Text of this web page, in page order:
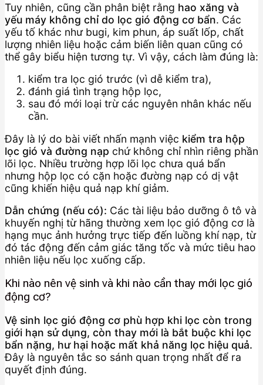
Tuy nhiên, cũng cần phân biệt rằng hao xăng và
yếu máy không chỉ do lọc gió động cơ bẩn. Các
yếu tố khác như bugi, kim phun, áp suất lốp, chất
lượng nhiên liệu hoặc cảm biến liên quan cũng có
thể gây biểu hiện tương tự. Vì vậy, cách làm đúng là:
kiểm tra lọc gió trước (vì dễ kiểm tra),
đánh giá tình trạng hộp lọc,
sau đó mới loại trừ các nguyên nhân khác nếu
cần.
Đây là lý do bài viết nhấn mạnh việc kiểm tra hộp
lọc gió và đường nạp chứ không chỉ nhìn riêng phần
lõi lọc. Nhiều trường hợp lõi lọc chưa quá bẩn
nhưng hộp lọc có cặn hoặc đường nạp có dị vật
cũng khiến hiệu quả nạp khí giảm.
Dẫn chứng (nếu có): Các tài liệu bảo dưỡng ô tô và
khuyến nghị từ hãng thường xem lọc gió động cơ là
hạng mục ảnh hưởng trực tiếp đến luồng khí nạp, từ
đó tác động đến cảm giác tăng tốc và mức tiêu hao
nhiên liệu nếu lọc xuống cấp.
Khi nào nên vệ sinh và khi nào cần thay mới lọc gió
động cơ?
Vệ sinh lọc gió động cơ phù hợp khi lọc còn trong
giới hạn sử dụng, còn thay mới là bắt buộc khi lọc
bẩn nặng, hư hại hoặc mất khả năng lọc hiệu quả.
Đây là nguyên tắc so sánh quan trọng nhất để ra
quyết định đúng.